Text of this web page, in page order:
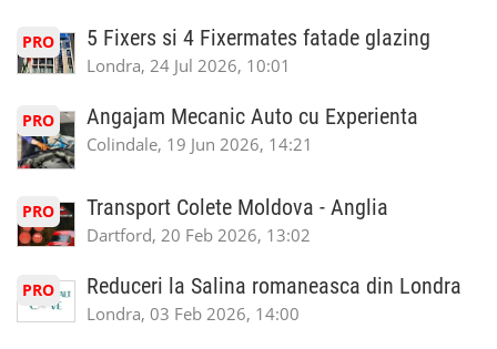
PRO 5 Fixers si 4 Fixermates fatade glazing
Londra, 24 Jul 2026, 10:01
PRO Angajam Mecanic Auto cu Experienta
Colindale, 19 Jun 2026, 14:21
PRO Transport Colete Moldova - Anglia
Dartford, 20 Feb 2026, 13:02
PRO Reduceri la Salina romaneasca din Londra
Londra, 03 Feb 2026, 14:00